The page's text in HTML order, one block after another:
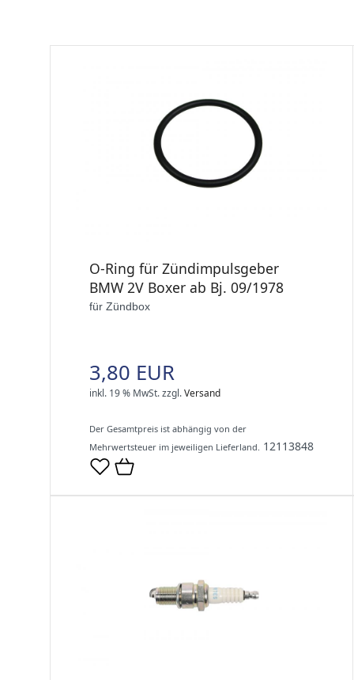
O-Ring für Zündimpulsgeber
BMW 2V Boxer ab Bj. 09/1978
für Zündbox
3,80 EUR
inkl. 19 % MwSt.zzgl.Versand
Der Gesamtpreis ist abhängig von der
Mehrwertsteuer im jeweiligen Lieferland. 12113848